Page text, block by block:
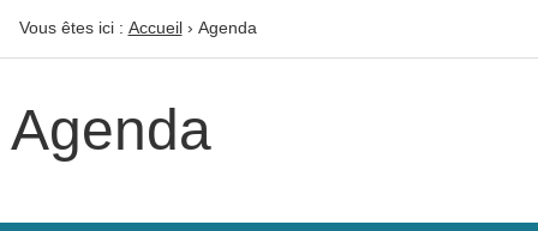
Vous êtes ici : Accueil› Agenda
Agenda